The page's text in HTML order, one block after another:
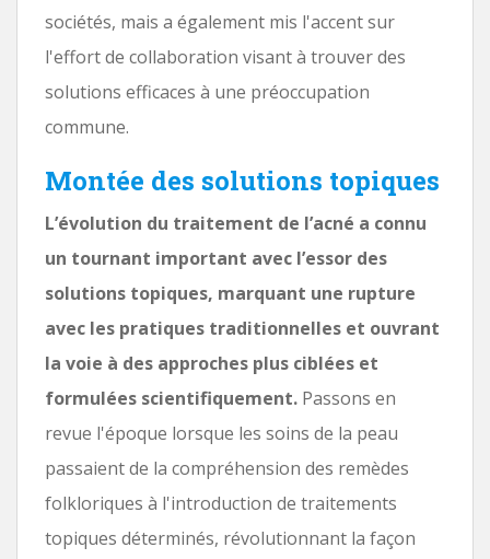
sociétés, mais a également mis l'accent sur
l'effort de collaboration visant à trouver des
solutions efficaces à une préoccupation
commune.
Montée des solutions topiques
L’évolution du traitement de l’acné a connu
un tournant important avec l’essor des
solutions topiques, marquant une rupture
avec les pratiques traditionnelles et ouvrant
la voie à des approches plus ciblées et
formulées scientifiquement. Passons en
revue l'époque lorsque les soins de la peau
passaient de la compréhension des remèdes
folkloriques à l'introduction de traitements
topiques déterminés, révolutionnant la façon